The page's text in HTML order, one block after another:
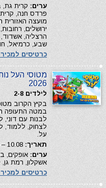
ערים: קרית גת,
פרדס חנה, קרית
מועצה האזורית
ירושלים,
הרצליה, אשדוד,
שבע, כרמיאל,
כרטיסים
מטוסי העל
2026
לילדים 2-8
בקיץ הקרוב
במטה התעופה
לבנות עם דוני,
לצחוק, ללמוד,
על.
תאריך:
ערים: אופקים,
אשקלון, רמת גן,
כרטיסים